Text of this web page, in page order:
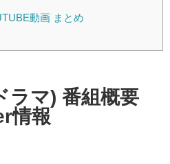
動画 まとめ
ラマ) 番組概要
情報